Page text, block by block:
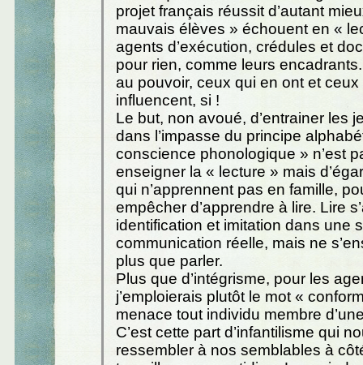
projet français réussit d’autant
mauvais élèves » échouent en «
agents d’exécution, crédules et
pour rien, comme leurs
au pouvoir, ceux qui en ont et ceux
influencent, si !
Le but, non avoué, d’entrainer les
dans l’impasse du principe
conscience phonologique » n’est
enseigner la « lecture » mais
qui n’apprennent pas en famille,
empêcher d’apprendre à lire. Lire
identification et imitation dans une
communication réelle, mais ne
plus que parler.
Plus que d’intégrisme, pour les
j’emploierais plutôt le mot «
menace tout individu membre
C’est cette part d’infantilisme qui
ressembler à nos semblables à